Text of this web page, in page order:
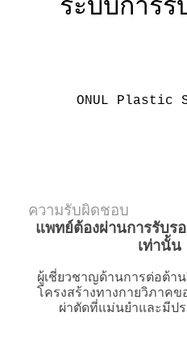
ระบบการ
ONUL Plastic
ความรับผิดชอบ
แพทย์ต้องผ่านการรับร
เท่านั้น
ผู้เชี่ยวชาญด้านการต่อต้า
โครงสร้างทางกายวิภาค
ผ่าตัดที่แม่นยำและมีป